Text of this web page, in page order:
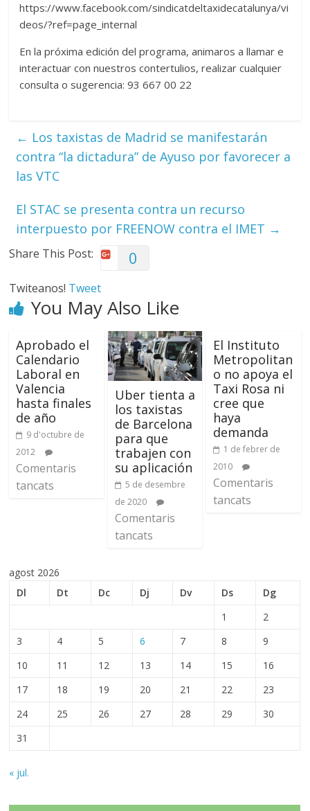
https://www.facebook.com/sindicatdeltaxidecatalunya/vi
deos/?ref=page_internal
En la próxima edición del programa, animaros a llamar e
interactuar con nuestros contertulios, realizar cualquier
consulta o sugerencia: 93 667 00 22
← Los taxistas de Madrid se manifestarán
contra “la dictadura” de Ayuso por favorecer a
las VTC
El STAC se presenta contra un recurso
interpuesto por FREENOW contra el IMET →
Share This Post: 0
Twiteanos! Tweet
You May Also Like
Aprobado el
Calendario
Laboral en
Valencia
hasta finales
de año
9 d'octubre de
2012
Comentaris
tancats
Uber tienta a
los taxistas
de Barcelona
para que
trabajen con
su aplicación
5 de desembre
de 2020
Comentaris
tancats
El Instituto
Metropolitan
o no apoya el
Taxi Rosa ni
cree que
haya
demanda
1 de febrer de
2010
Comentaris
tancats
agost 2026
Dl
Dt Dc Dj Dv Ds
Dg
1
2
3
4 5 6 7 8
9
10
11 12 13 14 15
16
17
18 19 20 21 22
23
24
25 26 27 28 29
30
31
« jul.